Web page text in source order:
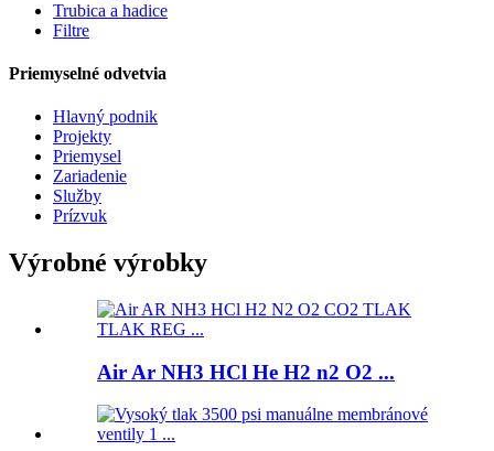
Trubica a hadice
Filtre
Priemyselné odvetvia
Hlavný podnik
Projekty
Priemysel
Zariadenie
Služby
Prízvuk
Výrobné výrobky
Air Ar NH3 HCl He H2 n2 O2 ...